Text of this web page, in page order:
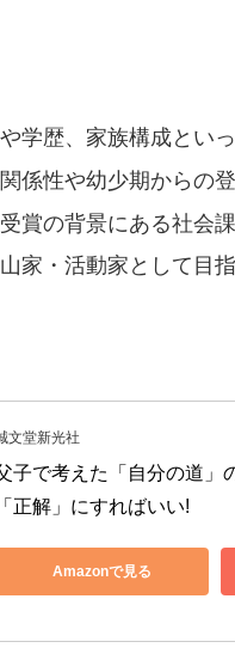
学歴、家族構成とい
係性や幼少期からの
賞の背景にある社会
家・活動家として目
文堂新光社
子で考えた「自分の道」
「正解」にすればいい!
Amazonで見る